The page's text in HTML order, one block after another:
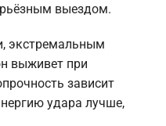
выездом.
экстремальным
выживет при
зависит
удара лучше,